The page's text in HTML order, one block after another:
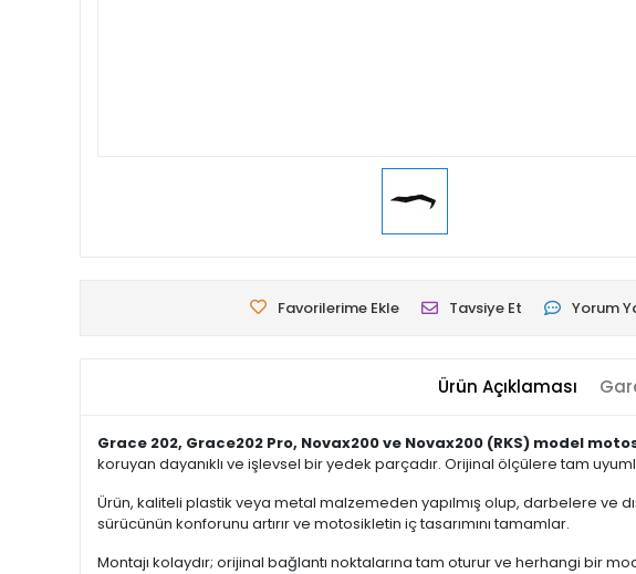
Favorilerime Ekle Tavsiye Et Yorum
Ürün Açıklaması
Grace 202, Grace202 Pro, Novax200 ve Novax200 (RKS) model
koruyan dayanıklı ve işlevsel bir yedek parçadır. Orijinal ölçülere tam
Ürün, kaliteli plastik veya metal malzemeden yapılmış olup, darbelere ve
sürücünün konforunu artırır ve motosikletin iç tasarımını tamamlar.
Montajı kolaydır; orijinal bağlantı noktalarına tam oturur ve herhangi bir